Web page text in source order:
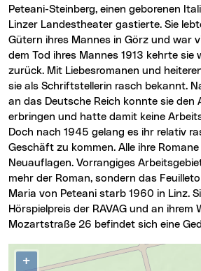
Peteani-Steinberg, einen geborenen
Linzer Landestheater gastierte. Sie
Gütern ihres Mannes in Görz und war
dem Tod ihres Mannes 1913 kehrte sie
zurück. Mit Liebesromanen und
sie als Schriftstellerin rasch bekannt.
an das Deutsche Reich konnte sie den
erbringen und hatte damit keine
Doch nach 1945 gelang es ihr relativ
Geschäft zu kommen. Alle ihre
Neuauflagen. Vorrangiges
mehr der Roman, sondern das
Maria von Peteani starb 1960 in Linz.
Hörspielpreis der RAVAG und an ihrem
Mozartstraße 26 befindet sich eine
Karte überspringen
+